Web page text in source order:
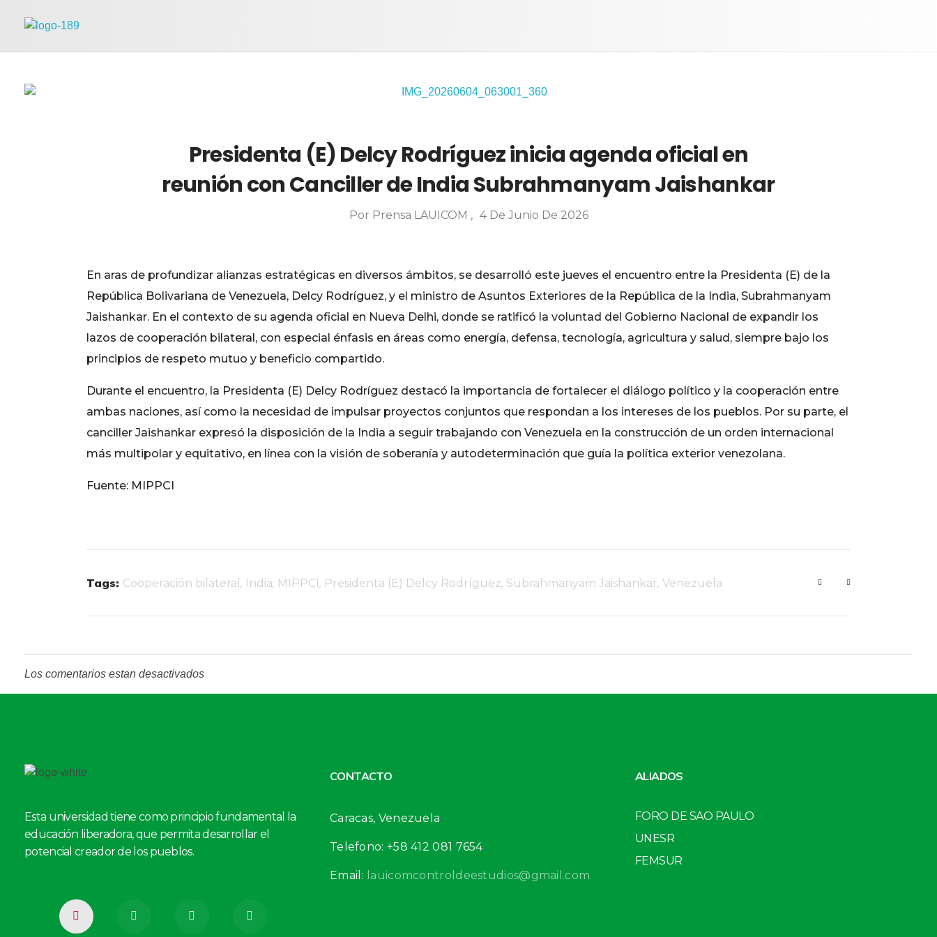
Presidenta (E) Delcy Rodríguez inicia agenda oficial en
reunión con Canciller de India Subrahmanyam Jaishankar
4 De Junio De 2026
Por Prensa LAUICOM
En aras de profundizar alianzas estratégicas en diversos ámbitos, se desarrolló este jueves el encuentro entre la Presidenta (E) de la
República Bolivariana de Venezuela, Delcy Rodríguez, y el ministro de Asuntos Exteriores de la República de la India, Subrahmanyam
Jaishankar. En el contexto de su agenda oficial en Nueva Delhi, donde se ratificó la voluntad del Gobierno Nacional de expandir los
lazos de cooperación bilateral, con especial énfasis en áreas como energía, defensa, tecnología, agricultura y salud, siempre bajo los
principios de respeto mutuo y beneficio compartido.
Durante el encuentro, la Presidenta (E) Delcy Rodríguez destacó la importancia de fortalecer el diálogo político y la cooperación entre
ambas naciones, así como la necesidad de impulsar proyectos conjuntos que respondan a los intereses de los pueblos. Por su parte, el
canciller Jaishankar expresó la disposición de la India a seguir trabajando con Venezuela en la construcción de un orden internacional
más multipolar y equitativo, en línea con la visión de soberanía y autodeterminación que guía la política exterior venezolana.
Fuente: MIPPCI
Tags: Cooperación bilateral, India, MIPPCI, Presidenta (E) Delcy Rodríguez, Subrahmanyam Jaishankar,Venezuela
Los comentarios estan desactivados
Esta universidad tiene como principio fundamental la
educación liberadora, que permita desarrollar el
potencial creador de los pueblos.
CONTACTO
Caracas, Venezuela
Telefono: +58 412 081 7654
Email: lauicomcontroldeestudios@gmail.com
ALIADOS
FORO DE SAO PAULO
UNESR
FEMSUR